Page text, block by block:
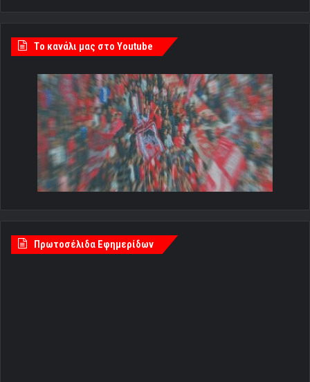
Tο κανάλι μας στο Youtube
Πρωτοσέλιδα Εφημερίδων